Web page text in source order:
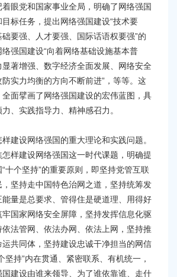
眼党和国家事业全局，明确了网络强国
标任务，提出网络强国建设“技术要
要强、人才要强、国际话语权要强”的
强国建设“向着网络基础设施基本普
著增强、数字经济全面发展、网络安全
实力均衡的方向不断前进”，等等。这
面擘画了网络强国建设的宏伟蓝图，具
、实践指导力、精神感召力。
设网络强国的重大理论和实践问题。
样建设网络强国这一时代课题，明确提
十个坚持”的重要原则，即坚持党管互联
坚持走中国特色治网之道，坚持统筹发
量是总要求、管得住是硬道理、用得好
国家网络安全屏障，坚持发挥信息化驱
法管网、依法办网、依法上网，坚持推
共同体，坚持建设忠诚干净担当的网信
坚持”内在贯通、紧密联系、有机统一，
建设由谁来领导、为了谁依靠谁、走什